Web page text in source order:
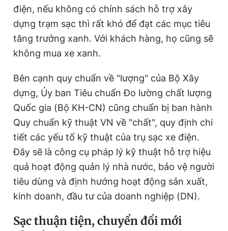
điện, nếu không có chính sách hỗ trợ xây
dựng trạm sạc thì rất khó để đạt các mục tiêu
tăng trưởng xanh. Với khách hàng, họ cũng sẽ
không mua xe xanh.
Bên cạnh quy chuẩn về "lượng" của Bộ Xây
dựng, Ủy ban Tiêu chuẩn Đo lường chất lượng
Quốc gia (Bộ KH-CN) cũng chuẩn bị ban hành
Quy chuẩn kỹ thuật VN về "chất", quy định chi
tiết các yếu tố kỹ thuật của trụ sạc xe điện.
Đây sẽ là công cụ pháp lý kỹ thuật hỗ trợ hiệu
quả hoạt động quản lý nhà nước, bảo vệ người
tiêu dùng và định hướng hoạt động sản xuất,
kinh doanh, đầu tư của doanh nghiệp (DN).
Sạc thuận tiện, chuyển đổi mới